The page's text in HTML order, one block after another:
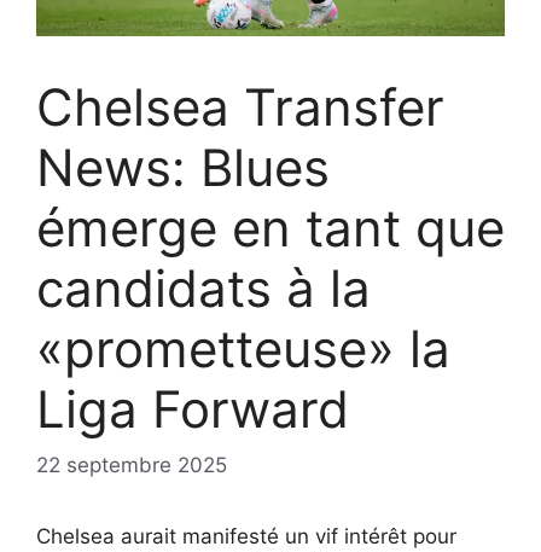
Chelsea Transfer
News: Blues
émerge en tant que
candidats à la
«prometteuse» la
Liga Forward
22 septembre 2025
Chelsea aurait manifesté un vif intérêt pour